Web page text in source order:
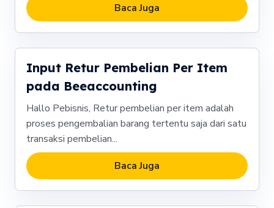
Baca Juga
Input Retur Pembelian Per Item
pada Beeaccounting
Hallo Pebisnis, Retur pembelian per item adalah
proses pengembalian barang tertentu saja dari satu
transaksi pembelian...
Baca Juga